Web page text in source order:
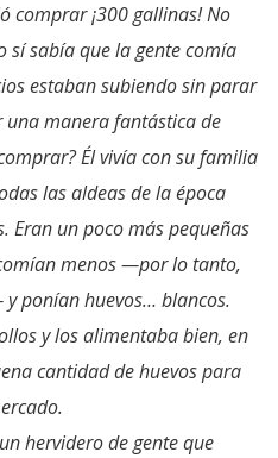
comprar ¡300 gallinas! No
sí sabía que la gente comía
estaban subiendo sin parar
una manera fantástica de
Él vivía con su familia
las aldeas de la época
Eran un poco más pequeñas
menos —por lo tanto,
ponían huevos… blancos.
y los alimentaba bien, en
cantidad de huevos para
hervidero de gente que